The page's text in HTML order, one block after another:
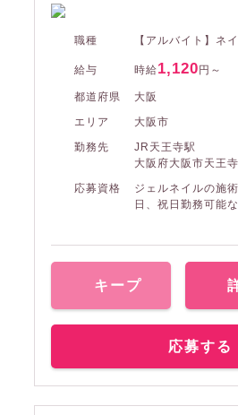
職種 【アルバイト】ネ
給与 時給1,120 円～
都道府県
大阪
エリア
大阪市
勤務先
JR天王寺駅
大阪府大阪市天王
応募資格
ジェルネイルの施
日、祝日勤務可能
キープ
応募する